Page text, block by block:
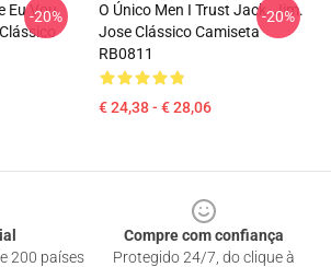
Eu Vou
-20%
O Único Men I Trust Jack. Jim.
Jose Clássico Camiseta
RB0811
€ 24,38 - € 28,06
-20%
200 países
Compre com confiança
Protegido 24/7, do clique à